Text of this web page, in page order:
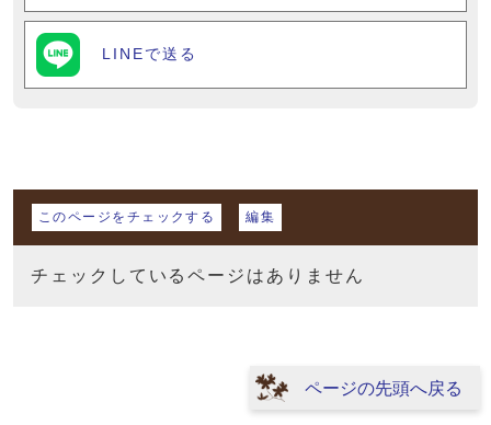
LINEで送る
マイページ
このページをチェックする 編集
チェックしているページはありません
ページの先頭へ戻る